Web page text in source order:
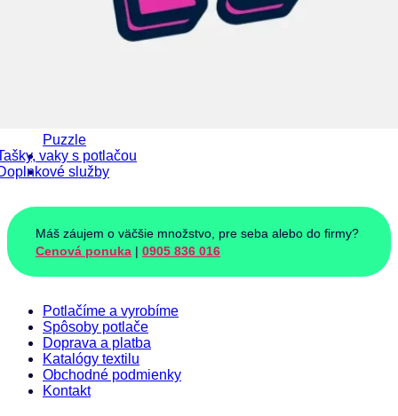
Puzzle
vaky s potlačou
služby
Máš záujem o väčšie množstvo, pre seba alebo do firmy?
Cenová ponuka | 0905 836 016
Potlačíme a vyrobíme
Spôsoby potlače
Doprava a platba
Katalógy textilu
Obchodné podmienky
Kontakt